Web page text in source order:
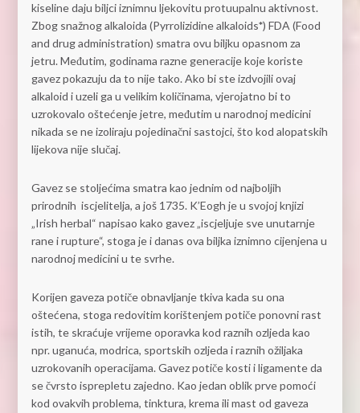
kiseline daju biljci iznimnu ljekovitu protuupalnu aktivnost.
Zbog snažnog alkaloida (Pyrrolizidine alkaloids*) FDA (Food
and drug administration) smatra ovu biljku opasnom za
jetru. Međutim, godinama razne generacije koje koriste
gavez pokazuju da to nije tako. Ako bi ste izdvojili ovaj
alkaloid i uzeli ga u velikim količinama, vjerojatno bi to
uzrokovalo oštećenje jetre, međutim u narodnoj medicini
nikada se ne izoliraju pojedinačni sastojci, što kod alopatskih
lijekova nije slučaj.
Gavez se stoljećima smatra kao jednim od najboljih
prirodnih iscjelitelja, a još 1735. K’Eogh je u svojoj knjizi
„Irish herbal“ napisao kako gavez „iscjeljuje sve unutarnje
rane i rupture“, stoga je i danas ova biljka iznimno cijenjena u
narodnoj medicini u te svrhe.
Korijen gaveza potiče obnavljanje tkiva kada su ona
oštećena, stoga redovitim korištenjem potiče ponovni rast
istih, te skraćuje vrijeme oporavka kod raznih ozljeda kao
npr. uganuća, modrica, sportskih ozljeda i raznih ožiljaka
uzrokovanih operacijama. Gavez potiče kosti i ligamente da
se čvrsto isprepletu zajedno. Kao jedan oblik prve pomoći
kod ovakvih problema, tinktura, krema ili mast od gaveza